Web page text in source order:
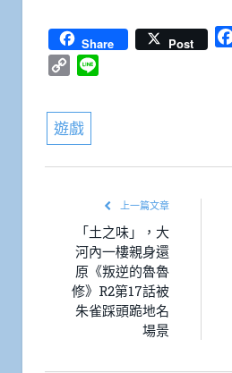
Share Post
Copy
遊戲
上一篇文章
「土之味」，大
河內一樓親身還
原《叛逆的魯魯
修》R2第17話被
朱雀踩頭跪地名
場景